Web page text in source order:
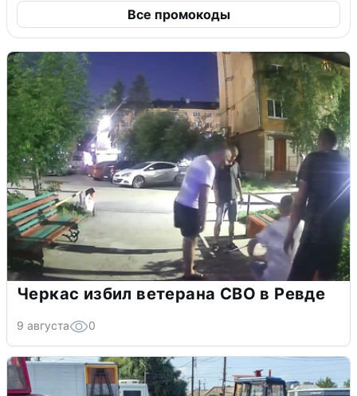
Все промокоды
Черкас избил ветерана СВО в Ревде
9 августа 0